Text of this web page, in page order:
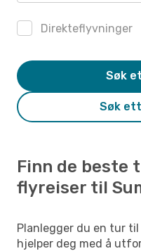
Direkteflyvninger
Søk
Søk
Finn de beste
flyreiser til
Planlegger du en tur
hjelper deg med å